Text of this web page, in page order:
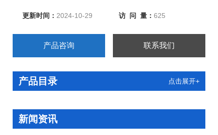
更新时间：2024-10-29 访 问 量： 625
产品咨询 联系我们
产品目录 点击展开+
新闻资讯